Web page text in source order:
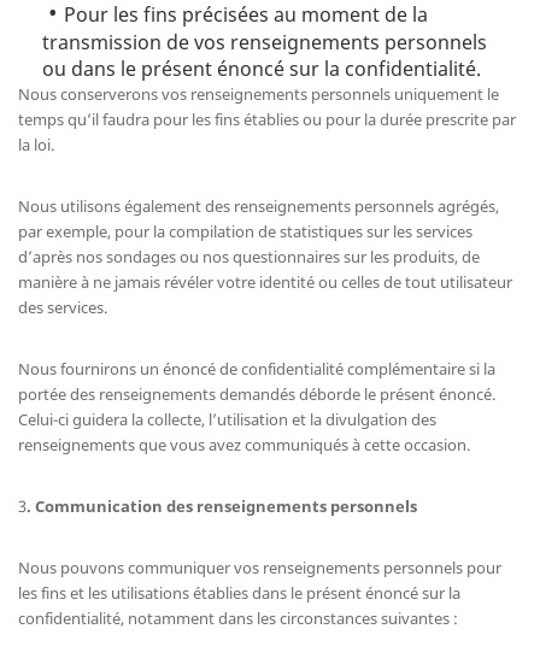
Pour les fins précisées au moment de la
transmission de vos renseignements personnels
ou dans le présent énoncé sur la confidentialité.
Nous conserverons vos renseignements personnels uniquement le
temps qu’il faudra pour les fins établies ou pour la durée prescrite par
la loi.
Nous utilisons également des renseignements personnels agrégés,
par exemple, pour la compilation de statistiques sur les services
d’après nos sondages ou nos questionnaires sur les produits, de
manière à ne jamais révéler votre identité ou celles de tout utilisateur
des services.
Nous fournirons un énoncé de confidentialité complémentaire si la
portée des renseignements demandés déborde le présent énoncé.
Celui-ci guidera la collecte, l’utilisation et la divulgation des
renseignements que vous avez communiqués à cette occasion.
3. Communication des renseignements personnels
Nous pouvons communiquer vos renseignements personnels pour
les fins et les utilisations établies dans le présent énoncé sur la
confidentialité, notamment dans les circonstances suivantes :